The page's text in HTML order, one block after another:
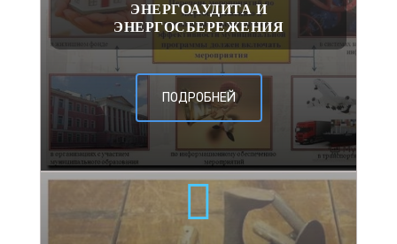
ЭНЕРГОАУДИТА И
ЭНЕРГОСБЕРЕЖЕНИЯ
ПОДРОБНЕЙ